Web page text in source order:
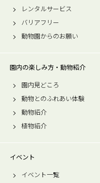
レンタルサービス
バリアフリー
動物園からのお願い
園内の楽しみ方・動物紹介
園内見どころ
動物とのふれあい体験
動物紹介
植物紹介
イベント
イベント一覧